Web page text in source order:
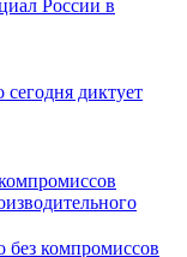
сегодня диктует